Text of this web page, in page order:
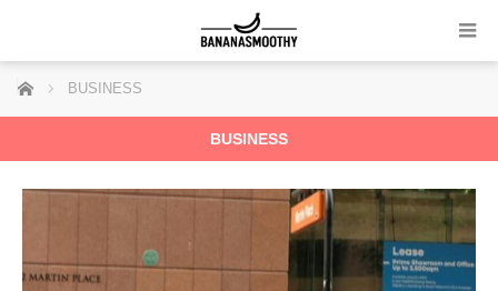
ホーム BUSINESS
BUSINESS